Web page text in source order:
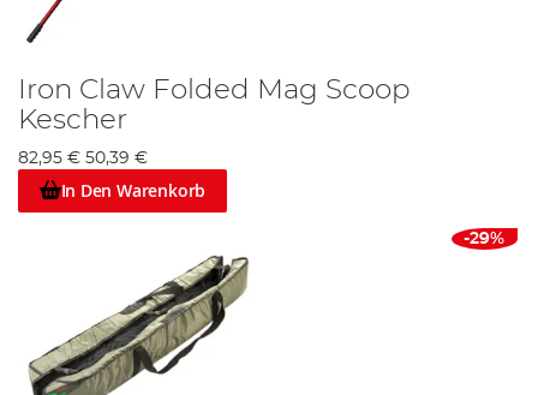
Iron Claw Folded Mag Scoop
Kescher
82,95 € 50,39 €
In Den Warenkorb
-29%